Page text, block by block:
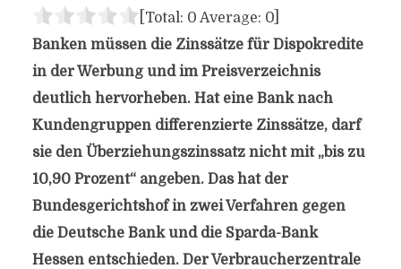
[Total: 0 Average: 0]
Banken müssen die Zinssätze für Dispokredite
in der Werbung und im Preisverzeichnis
deutlich hervorheben. Hat eine Bank nach
Kundengruppen differenzierte Zinssätze, darf
sie den Überziehungszinssatz nicht mit „bis zu
10,90 Prozent“ angeben. Das hat der
Bundesgerichtshof in zwei Verfahren gegen
die Deutsche Bank und die Sparda-Bank
Hessen entschieden. Der Verbraucherzentrale